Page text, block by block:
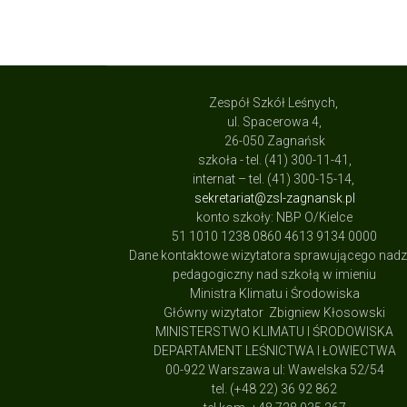
Zespół Szkół Leśnych,
ul. Spacerowa 4,
26-050 Zagnańsk
szkoła - tel. (41) 300-11-41,
internat – tel. (41) 300-15-14,
sekretariat@zsl-zagnansk.pl
konto szkoły: NBP O/Kielce
51 1010 1238 0860 4613 9134 0000
Dane kontaktowe wizytatora sprawującego
pedagogiczny nad szkołą w imieniu
Ministra Klimatu i Środowiska
Główny wizytator Zbigniew Kłosowski
MINISTERSTWO KLIMATU I ŚRODOWISKA
DEPARTAMENT LEŚNICTWA I ŁOWIECTWA
00-922 Warszawa ul: Wawelska 52/54
tel. (+48 22) 36 92 862